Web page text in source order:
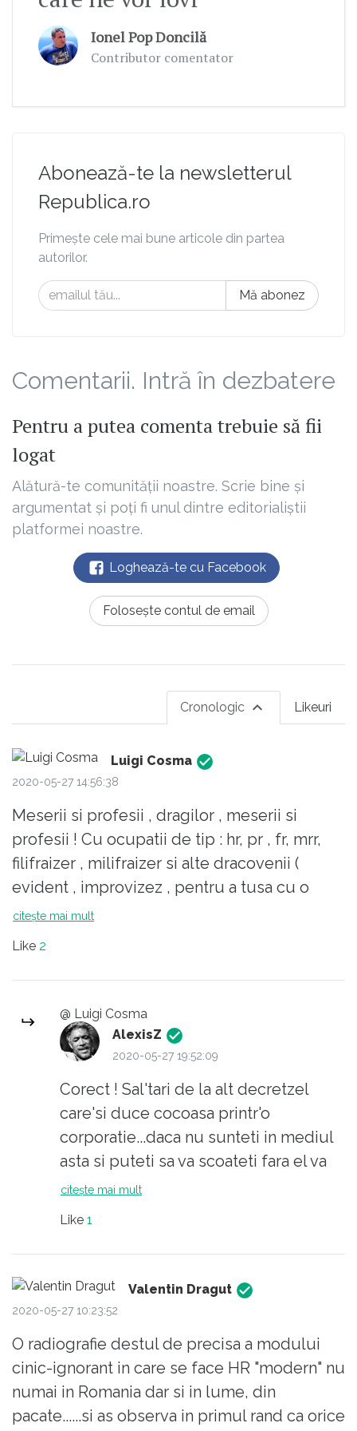
Ionel Pop Doncilă
Contributor comentator
Abonează-te la newsletterul
Republica.ro
Primește cele mai bune articole din partea
autorilor.
Mă abonez
Comentarii. Intră în dezbatere
Pentru a putea comenta trebuie să fii
logat
Alătură-te comunității noastre. Scrie bine și
argumentat și poți fi unul dintre editorialiștii
platformei noastre.
Loghează-te cu Facebook
Folosește contul de email
Likeuri
Cronologic
Luigi Cosma
2020-05-27 14:56:38
Meserii si profesii , dragilor , meserii si
profesii ! Cu ocupatii de tip : hr, pr , fr, mrr,
filifraizer , milifraizer si alte dracovenii (
evident , improvizez , pentru a tusa cu o
nuanta de ironie , ocupatiile respective ) ,
conjuncturale sau pasagere , cu denumiri
pompoase , in care functionezi , ca un robot
- cum observa un domn intr-un comentariu
alaturat si cand poti fi inlocuit imediat , cu un
alt robot , dupa un ,, training ,, de cateva ore
sau cel mult cateva zile - nu-ti vor asigura un
trai decent si o planificare a existentei , pe
termen mediu sau lung . Intrebarea este
simpla : ce stii sa faci ? Suna prea rigid , prea
conservator , nu-i asa ? ... ( al dreacului X /
decretzel , cu observatiile si povetzele lui ! )
citește mai mult
Like 2
@ Luigi Cosma
AlexisZ
2020-05-27 19:52:09
Corect ! Sal'tari de la alt decretzel
care'si duce cocoasa printr'o
corporatie...daca nu sunteti in mediul
asta si puteti sa va scoateti fara el va
felicit sincer. Dupa 28 de ani traiti
cu experienta, pe care se pot baza
cand sufla vantul mai tare ca acum in
vremurile nasoale, sau cand peste
cand sunt vremurile bune...
citește mai mult
Like 1
Valentin Dragut
2020-05-27 10:23:52
O radiografie destul de precisa a modului
cinic-ignorant in care se face HR "modern" nu
numai in Romania dar si in lume, din
pacate......si as observa in primul rand ca orice